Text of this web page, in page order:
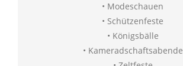
• Modeschauen
• Schützenfeste
• Königsbälle
• Kameradschaftsabende